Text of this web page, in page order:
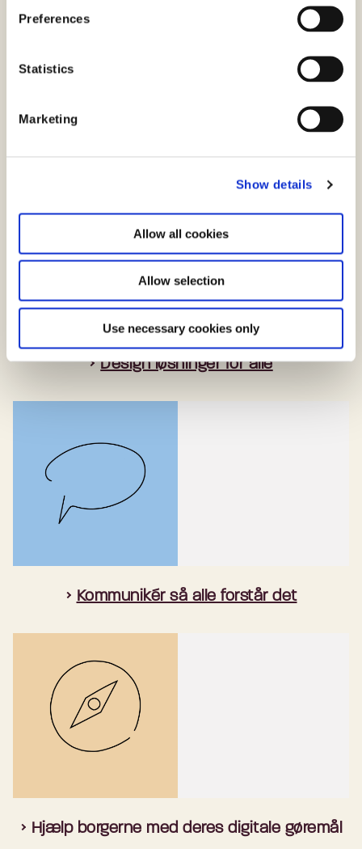
Preferences
Statistics
Marketing
Show details
Allow all cookies
Allow selection
Use necessary cookies only
Hav øje for digitaliseringens konsekvenser
Design løsninger for alle
Kommunikér så alle forstår det
Hjælp borgerne med deres digitale gøremål